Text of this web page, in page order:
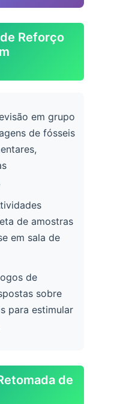
Reforço
em grupo
de fósseis
de amostras
em sala de
de
sobre
para estimular
de